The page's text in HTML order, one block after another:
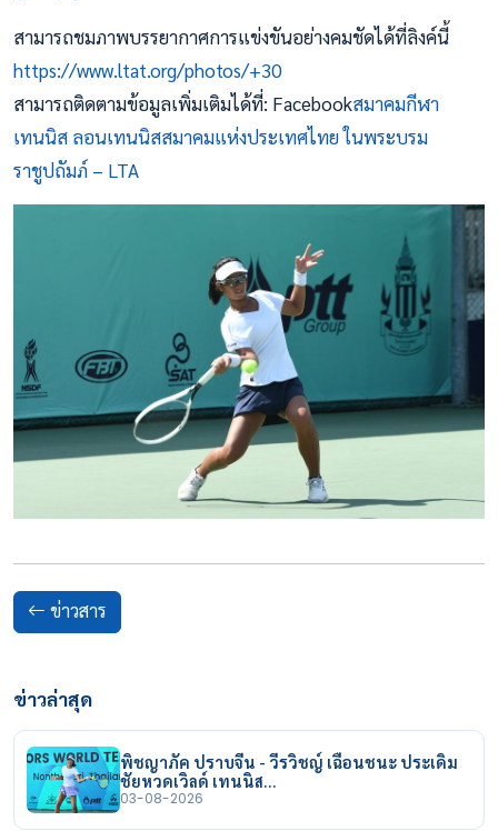
สามารถชมภาพบรรยากาศการแข่งขันอย่างคมชัดได้ที่ลิงค์นี้
https://www.ltat.org/photos/+30
สามารถติดตามข้อมูลเพิ่มเติมได้ที่: Facebookสมาคมกีฬา
เทนนิส ลอนเทนนิสสมาคมแห่งประเทศไทย ในพระบรม
ราชูปถัมภ์ – LTA
ข่าวสาร
ข่าวล่าสุด
พิชญาภัค ปราบจีน - วีรวิชญ์ เฉือนชนะ ประเดิม
ชัยหวดเวิลด์ เทนนิส…
03-08-2026